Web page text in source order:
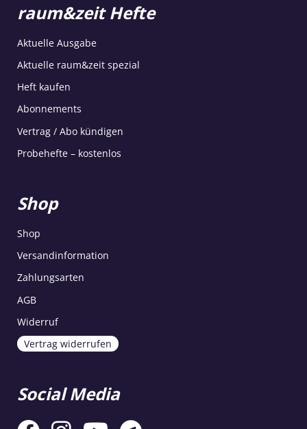
raum&zeit Hefte
Aktuelle Ausgabe
Aktuelle raum&zeit spezial
Heft kaufen
Abonnements
Vertrag / Abo kündigen
Probehefte – kostenlos
Shop
Shop
Versandinformation
Zahlungsarten
AGB
Widerruf
Vertrag widerrufen
Social Media